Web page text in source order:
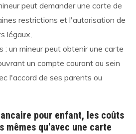
peut demander une carte de
restrictions et l'autorisation de
légaux,
: un mineur peut obtenir une carte
un compte courant au sein
l'accord de ses parents ou
pour enfant, les coûts
mêmes qu'avec une carte